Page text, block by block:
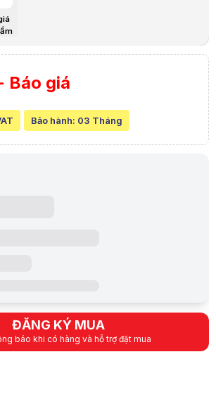
Báo giá
Bảo hành: 03 Tháng
ĐĂNG KÝ MUA
báo khi có hàng và hỗ trợ đặt mua